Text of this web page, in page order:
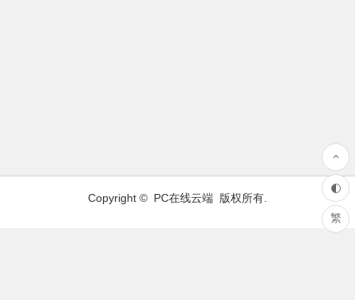
Copyright © PC在线云端 版权所有.
繁